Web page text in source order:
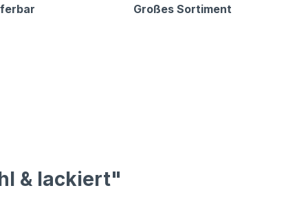
Großes Sortiment
& lackiert"